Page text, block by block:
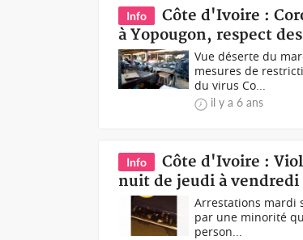
Info
Côte d'Ivoire :
à Yopougon, respect
Vue déserte du
mesures de
du virus Co...
il y a 6 ans
Info
Côte d'Ivoire :
nuit de jeudi à vendredi
Arrestations mardi
par une minorité
person...